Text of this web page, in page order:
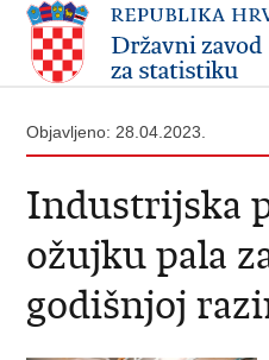
Objavljeno: 28.04.2023.
Industrijska
ožujku pala
godišnjoj